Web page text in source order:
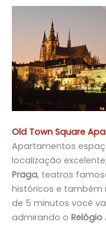
Old Town Square
Apartamentos
localização
Praga, teatros
históricos e também
de 5 minutos você
admirando o